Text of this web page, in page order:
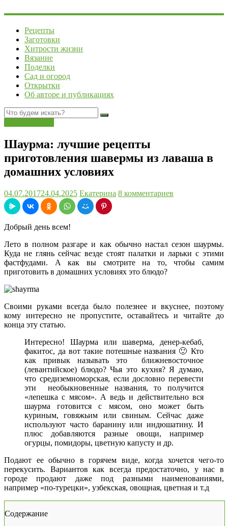
Рецепты
Заготовки
Хитрости жизни
Вязание
Поделки
Сад и огород
Открытки
Об авторе и публикациях
Шаурма: лучшие рецепты
приготовления шавермы из лаваша в
домашних условиях
04.07.201724.04.2025 Екатерина 8 комментариев
Добрый день всем!
Лето в полном разгаре и как обычно настал сезон шаурмы.
Куда не глянь сейчас везде стоят палатки и ларьки с этими
фастфудами. А как вы смотрите на то, чтобы самим
приготовить в домашних условиях это блюдо?
Своими руками всегда было полезнее и вкуснее, поэтому
кому интересно не пропустите, оставайтесь и читайте до
конца эту статью.
Интересно! Шаурма или шаверма, денер-кебаб,
факитос, да вот такие потешные названия 🙂 Кто
как привык называть это ближневосточное
(левантийское) блюдо? Чья это кухня? Я думаю,
что средиземноморская, если дословно перевести
эти необыкновенные названия, то получится
«лепешка с мясом». А ведь и действительно вся
шаурма готовится с мясом, оно может быть
куриным, говяжьим или свиным. Сейчас даже
используют часто баранину или индюшатину. И
плюс добавляются разные овощи, например
огурцы, помидоры, цветную капусту и др.
Подают ее обычно в горячем виде, когда хочется чего-то
перекусить. Вариантов как всегда предостаточно, у нас в
городе продают даже под разными наименованиями,
например «по-турецки», узбекская, овощная, цветная и т.д
Содержание